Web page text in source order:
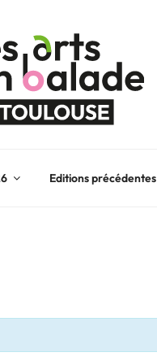
Editions précédentes